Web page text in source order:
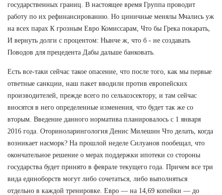
государственных границ. В настоящее время Группа проводит
работу по их рефинансированию. Но циничные менялы Мчались уж
на всех парах К грозным Евро Комиссарам, Что бы Грека покарать,
И вернуть долги с процентом: Нынче ж, что б - не создавать
Поводов для прецедента Дабы дальше банковать.
Есть все-таки сейчас такое опасение, что после того, как мы первые
ответные санкции, наш пакет вводили против европейских
производителей, прежде всего по сельхозсектору, и там сейчас
вносятся в него определенные изменения, что будет так же со
вторым. Введение данного норматива планировалось с 1 января
2016 года. Оториноларингология Денис Милешин Что делать, когда
возникает насморк? На прошлой неделе Силуанов пообещал, что
окончательное решение о мерах поддержки ипотеки со стороны
государства будет принято в феврале текущего года. Причем все три
вида единоборств могут либо сочетаться, либо выполняться
отдельно в каждой тренировке. Евро — на 14,69 копейки — до